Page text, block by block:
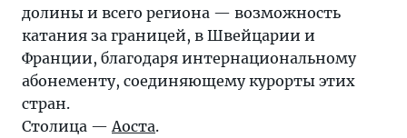
долины и всего региона — возможность
катания за границей, в Швейцарии и
Франции, благодаря интернациональному
абонементу, соединяющему курорты этих
стран.
Столица — Аоста.